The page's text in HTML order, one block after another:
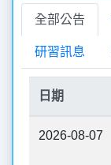
全部公告
研習訊息
日期
2026-08-07